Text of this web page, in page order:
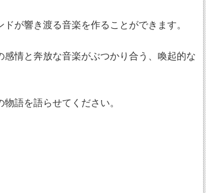
が響き渡る音楽を作ることができます。
情と奔放な音楽がぶつかり合う、喚起的な
語を語らせてください。